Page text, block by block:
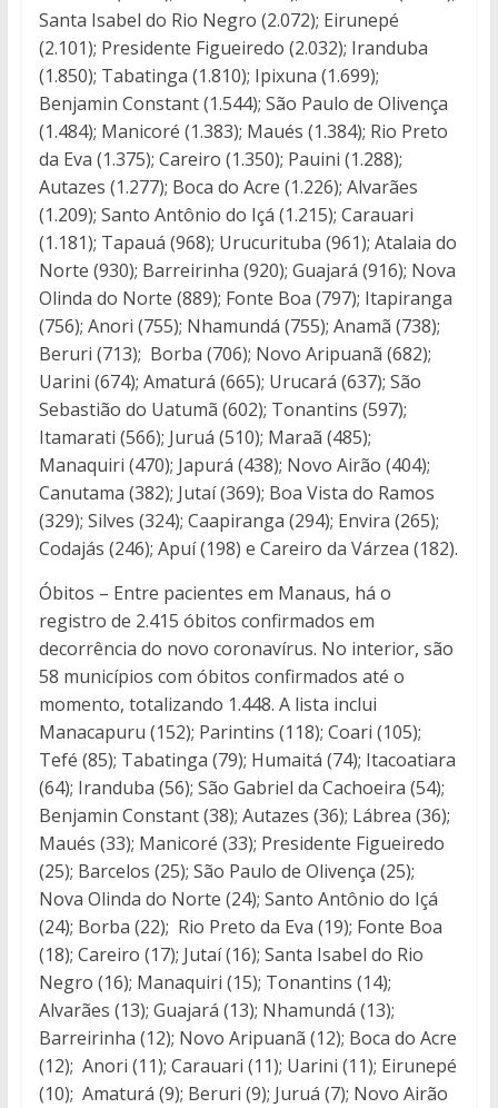
Santa Isabel do Rio Negro (2.072); Eirunepé
(2.101); Presidente Figueiredo (2.032); Iranduba
(1.850); Tabatinga (1.810); Ipixuna (1.699);
Benjamin Constant (1.544); São Paulo de Olivença
(1.484); Manicoré (1.383); Maués (1.384); Rio Preto
da Eva (1.375); Careiro (1.350); Pauini (1.288);
Autazes (1.277); Boca do Acre (1.226); Alvarães
(1.209); Santo Antônio do Içá (1.215); Carauari
(1.181); Tapauá (968); Urucurituba (961); Atalaia do
Norte (930); Barreirinha (920); Guajará (916); Nova
Olinda do Norte (889); Fonte Boa (797); Itapiranga
(756); Anori (755); Nhamundá (755); Anamã (738);
Beruri (713); Borba (706); Novo Aripuanã (682);
Uarini (674); Amaturá (665); Urucará (637); São
Sebastião do Uatumã (602); Tonantins (597);
Itamarati (566); Juruá (510); Maraã (485);
Manaquiri (470); Japurá (438); Novo Airão (404);
Canutama (382); Jutaí (369); Boa Vista do Ramos
(329); Silves (324); Caapiranga (294); Envira (265);
Codajás (246); Apuí (198) e Careiro da Várzea (182).
Óbitos – Entre pacientes em Manaus, há o
registro de 2.415 óbitos confirmados em
decorrência do novo coronavírus. No interior, são
58 municípios com óbitos confirmados até o
momento, totalizando 1.448. A lista inclui
Manacapuru (152); Parintins (118); Coari (105);
Tefé (85); Tabatinga (79); Humaitá (74); Itacoatiara
(64); Iranduba (56); São Gabriel da Cachoeira (54);
Benjamin Constant (38); Autazes (36); Lábrea (36);
Maués (33); Manicoré (33); Presidente Figueiredo
(25); Barcelos (25); São Paulo de Olivença (25);
Nova Olinda do Norte (24); Santo Antônio do Içá
(24); Borba (22); Rio Preto da Eva (19); Fonte Boa
(18); Careiro (17); Jutaí (16); Santa Isabel do Rio
Negro (16); Manaquiri (15); Tonantins (14);
Alvarães (13); Guajará (13); Nhamundá (13);
Barreirinha (12); Novo Aripuanã (12); Boca do Acre
(12); Anori (11); Carauari (11); Uarini (11); Eirunepé
(10); Amaturá (9); Beruri (9); Juruá (7); Novo Airão